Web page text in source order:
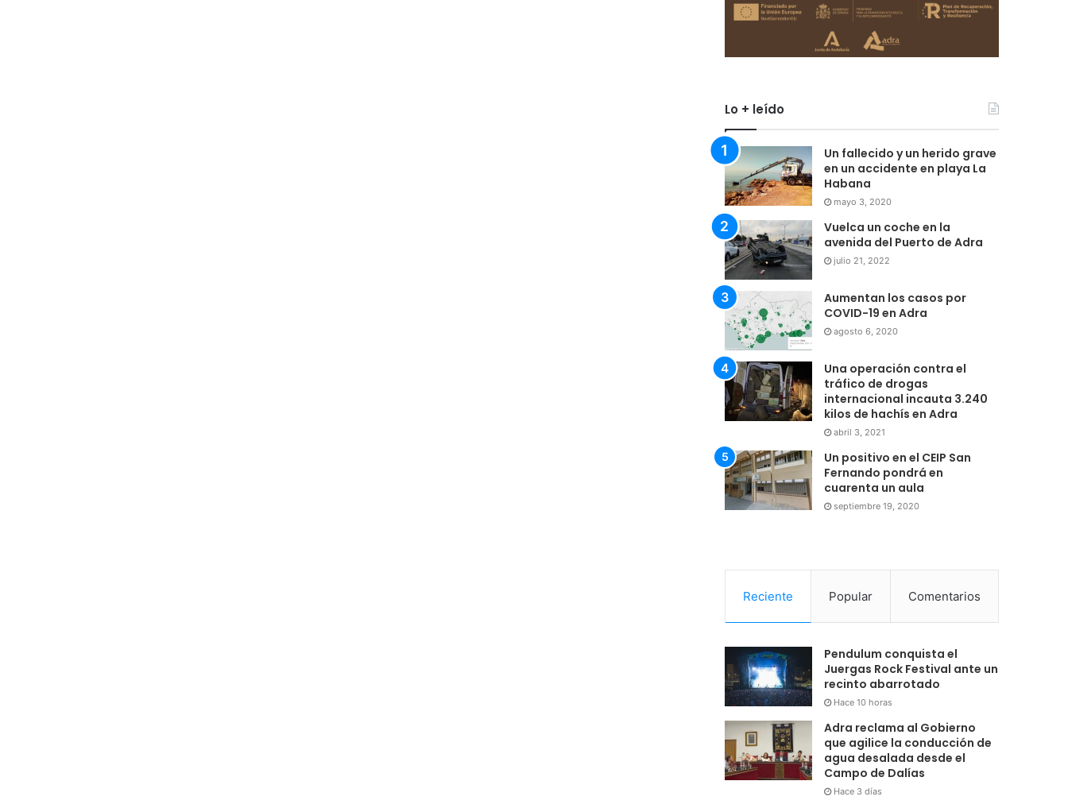
Lo + leído
Un fallecido y un herido grave
en un accidente en playa La
Habana
mayo 3, 2020
Vuelca un coche en la
avenida del Puerto de Adra
julio 21, 2022
Aumentan los casos por
COVID-19 en Adra
agosto 6, 2020
Una operación contra el
tráfico de drogas
internacional incauta 3.240
kilos de hachís en Adra
abril 3, 2021
Un positivo en el CEIP San
Fernando pondrá en
cuarenta un aula
septiembre 19, 2020
Reciente Popular Comentarios
Pendulum conquista el
Juergas Rock Festival ante un
recinto abarrotado
Hace 10 horas
Adra reclama al Gobierno
que agilice la conducción de
agua desalada desde el
Campo de Dalías
Hace 3 días